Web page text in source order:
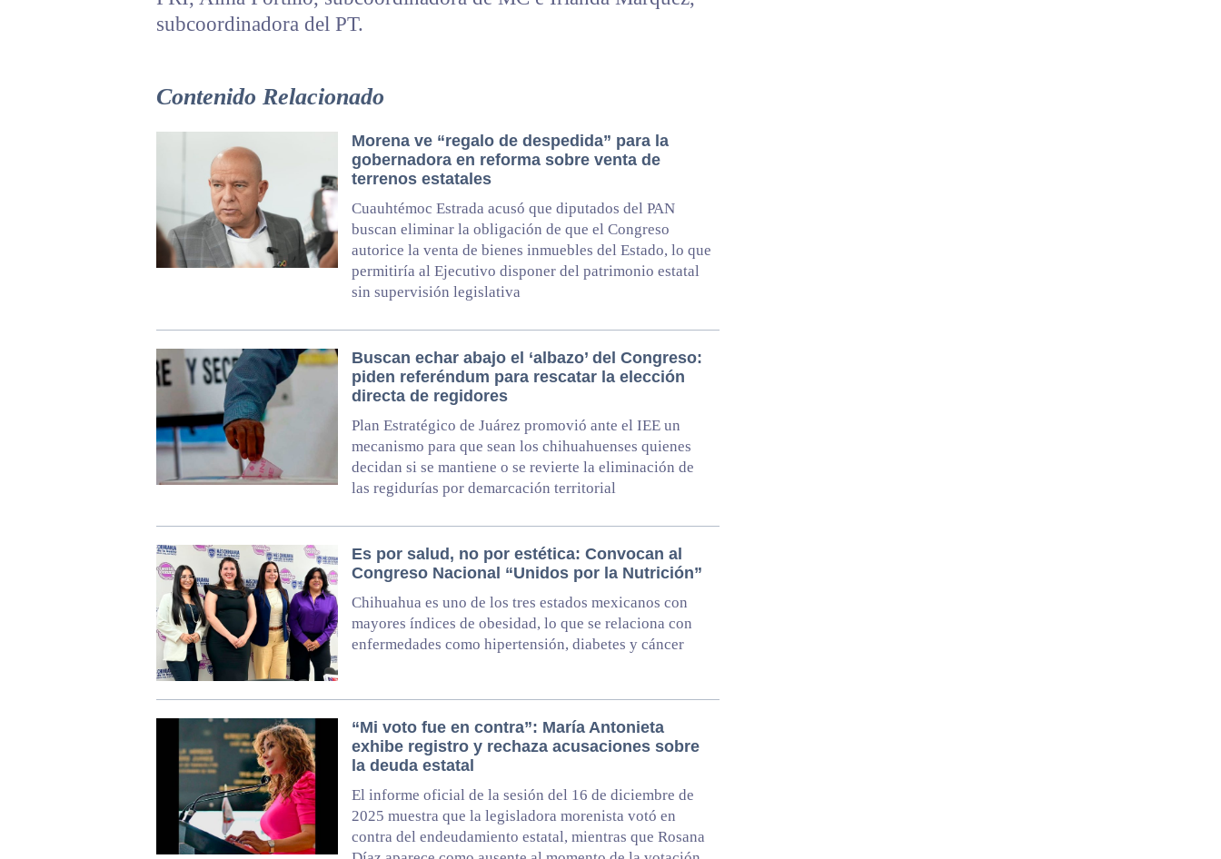
subcoordinadora del PT.
Contenido Relacionado
Morena ve “regalo de despedida” para la
gobernadora en reforma sobre venta de
terrenos estatales
Cuauhtémoc Estrada acusó que diputados del PAN
buscan eliminar la obligación de que el Congreso
autorice la venta de bienes inmuebles del Estado, lo que
permitiría al Ejecutivo disponer del patrimonio estatal
sin supervisión legislativa
Buscan echar abajo el ‘albazo’ del Congreso:
piden referéndum para rescatar la elección
directa de regidores
Plan Estratégico de Juárez promovió ante el IEE un
mecanismo para que sean los chihuahuenses quienes
decidan si se mantiene o se revierte la eliminación de
las regidurías por demarcación territorial
Es por salud, no por estética: Convocan al
Congreso Nacional “Unidos por la Nutrición”
Chihuahua es uno de los tres estados mexicanos con
mayores índices de obesidad, lo que se relaciona con
enfermedades como hipertensión, diabetes y cáncer
“Mi voto fue en contra”: María Antonieta
exhibe registro y rechaza acusaciones sobre
la deuda estatal
El informe oficial de la sesión del 16 de diciembre de
2025 muestra que la legisladora morenista votó en
contra del endeudamiento estatal, mientras que Rosana